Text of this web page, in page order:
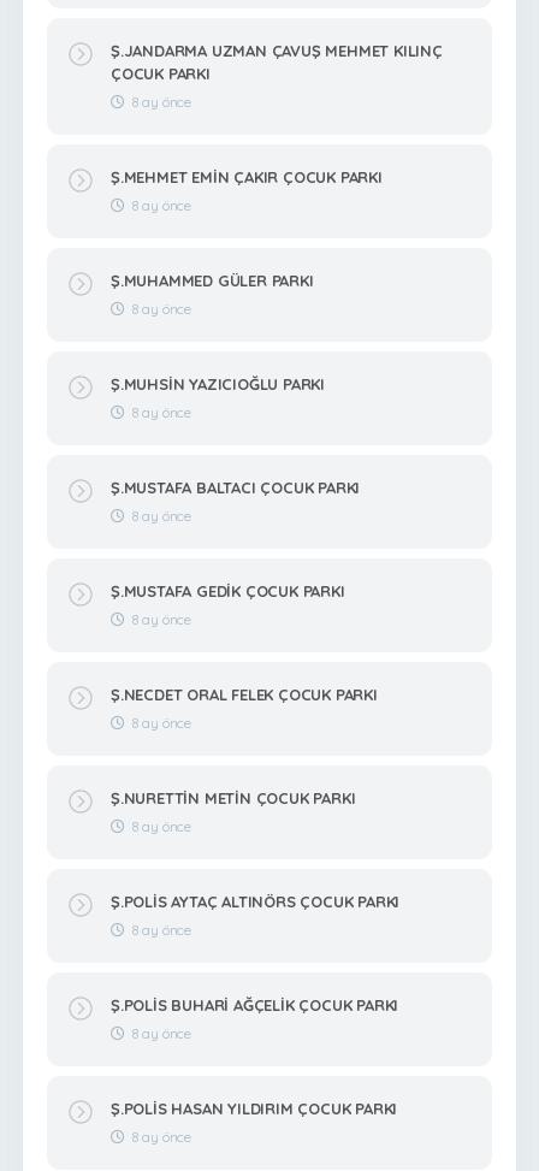
Ş.JANDARMA UZMAN ÇAVUŞ MEHMET KILINÇ
ÇOCUK PARKI
8 ay önce
Ş.MEHMET EMİN ÇAKIR ÇOCUK PARKI
8 ay önce
Ş.MUHAMMED GÜLER PARKI
8 ay önce
Ş.MUHSİN YAZICIOĞLU PARKI
8 ay önce
Ş.MUSTAFA BALTACI ÇOCUK PARKI
8 ay önce
Ş.MUSTAFA GEDİK ÇOCUK PARKI
8 ay önce
Ş.NECDET ORAL FELEK ÇOCUK PARKI
8 ay önce
Ş.NURETTİN METİN ÇOCUK PARKI
8 ay önce
Ş.POLİS AYTAÇ ALTINÖRS ÇOCUK PARKI
8 ay önce
Ş.POLİS BUHARİ AĞÇELİK ÇOCUK PARKI
8 ay önce
Ş.POLİS HASAN YILDIRIM ÇOCUK PARKI
8 ay önce